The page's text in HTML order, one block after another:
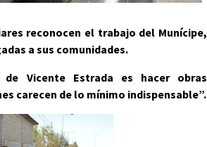
reconocen el trabajo del Munícipe,
a sus comunidades.
de Vicente Estrada es hacer obras
carecen de lo mínimo indispensable”.